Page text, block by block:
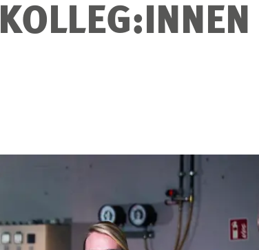
KOLLEG:INNEN